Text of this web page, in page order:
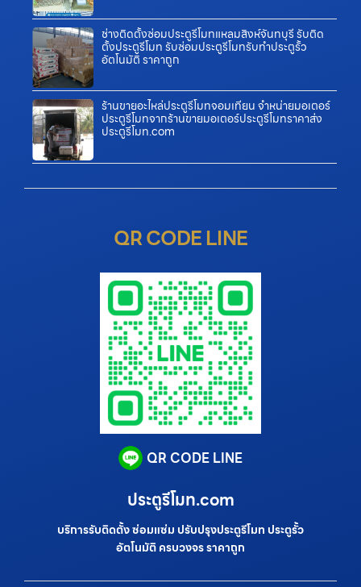
ช่างติดตั้งซ่อมประตูรีโมทแหลมสิงห์จันทบุรี รับติด
ตั้งประตูรีโมท รับซ่อมประตูรีโมทรับทำประตูรั้ว
อัตโนมัติ ราคาถูก
ร้านขายอะไหล่ประตูรีโมทจอมเทียน จำหน่ายมอเตอร์
ประตูรีโมทจากร้านขายมอเตอร์ประตูรีโมทราคาส่ง
ประตูรีโมท.com
QR CODE LINE
QR CODE LINE
ประตูรีโมท.com
บริการรับติดตั้ง ซ่อมแซ่ม ปรับปรุงประตูรีโมท ประตูรั้ว
อัตโนมัติ ครบวงจร ราคาถูก